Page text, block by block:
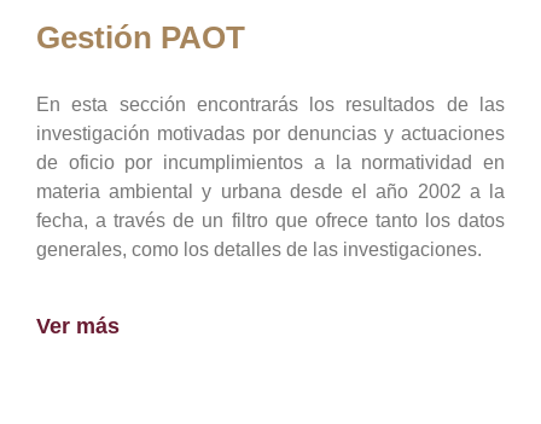
Gestión PAOT
En esta sección encontrarás los resultados de las
investigación motivadas por denuncias y actuaciones
de oficio por incumplimientos a la normatividad en
materia ambiental y urbana desde el año 2002 a la
fecha, a través de un filtro que ofrece tanto los datos
generales, como los detalles de las investigaciones.
Ver más